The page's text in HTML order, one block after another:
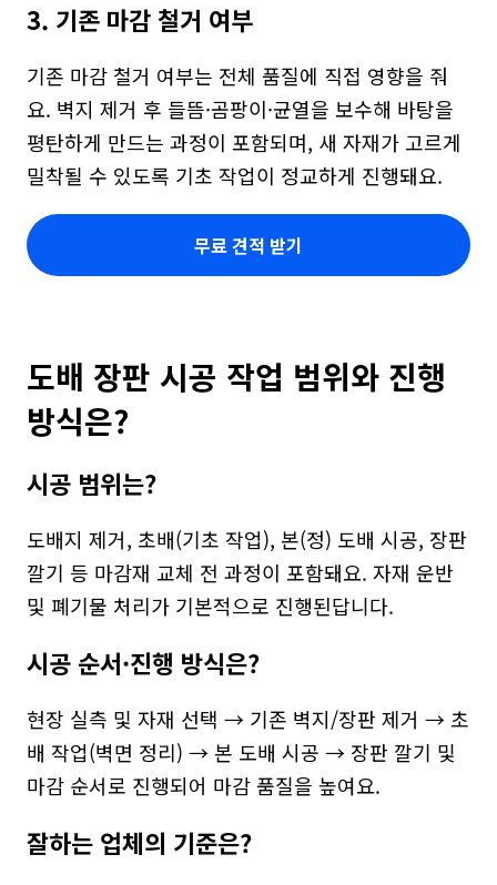
3. 기존 마감 철거 여부
기존 마감 철거 여부는 전체 품질에 직접 영향을 줘
요. 벽지 제거 후 들뜸·곰팡이·균열을 보수해 바탕을
평탄하게 만드는 과정이 포함되며, 새 자재가 고르게
밀착될 수 있도록 기초 작업이 정교하게 진행돼요.
무료 견적 받기
도배 장판 시공 작업 범위와 진행
방식은?
시공 범위는?
도배지 제거, 초배(기초 작업), 본(정) 도배 시공, 장판
깔기 등 마감재 교체 전 과정이 포함돼요. 자재 운반
및 폐기물 처리가 기본적으로 진행된답니다.
시공 순서·진행 방식은?
현장 실측 및 자재 선택 → 기존 벽지/장판 제거 → 초
배 작업(벽면 정리) → 본 도배 시공 → 장판 깔기 및
마감 순서로 진행되어 마감 품질을 높여요.
잘하는 업체의 기준은?